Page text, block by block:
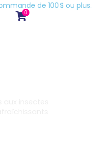
mmande de 100$ ou plus.
0